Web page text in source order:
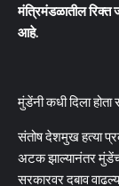
मंत्रिमंडळातील रिक्त
आहे.
मुंडेंनी कधी दिला होता
संतोष देशमुख हत्या
अटक झाल्यानंतर
सरकारवर दबाव